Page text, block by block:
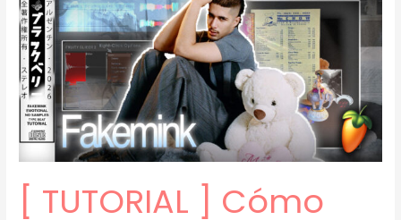
BEATS
EMOCIONALES
(Old
Drake,
Fakemink)
(prod.
mora)
[74]
[ TUTORIAL ] Cómo